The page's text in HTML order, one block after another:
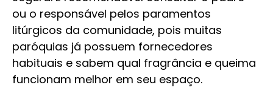
ou o responsável pelos paramentos
litúrgicos da comunidade, pois muitas
paróquias já possuem fornecedores
habituais e sabem qual fragrância e queima
funcionam melhor em seu espaço.